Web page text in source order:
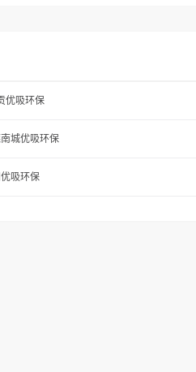
优吸环保
城优吸环保
吸环保